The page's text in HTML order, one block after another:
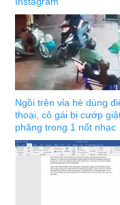
Ngồi trên vỉa hè dùng
thoại, cô gái bị cướp
phăng trong 1 nốt nhạc